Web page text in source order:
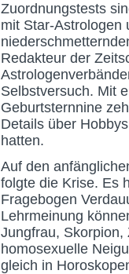
Zuordnungstests
mit Star-Astrologen
Redakteur der
Selbstversuch. Mit
Geburtsternnine
Details über
hatten.
Auf den
folgte die Krise. Es
Fragebogen
Lehrmeinung
Jungfrau, Skorpion,
homosexuelle
gleich in